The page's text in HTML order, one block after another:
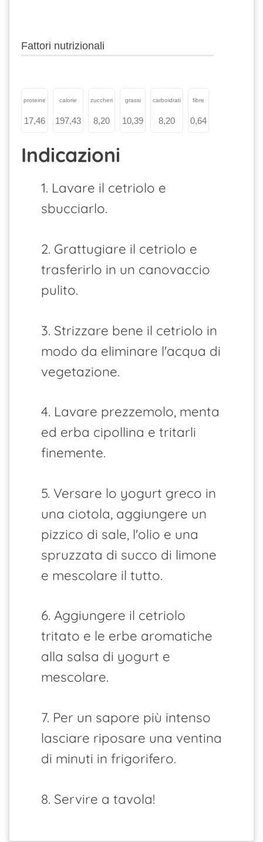
Fattori nutrizionali
proteine
17,46
calorie
197,43
zuccheri
8,20
grassi
10,39
carboidrati
8,20
fibre
0,64
Indicazioni
1. Lavare il cetriolo e
sbucciarlo.
2. Grattugiare il cetriolo e
trasferirlo in un canovaccio
pulito.
3. Strizzare bene il cetriolo in
modo da eliminare l'acqua di
vegetazione.
4. Lavare prezzemolo, menta
ed erba cipollina e tritarli
finemente.
5. Versare lo yogurt greco in
una ciotola, aggiungere un
pizzico di sale, l'olio e una
spruzzata di succo di limone
e mescolare il tutto.
6. Aggiungere il cetriolo
tritato e le erbe aromatiche
alla salsa di yogurt e
mescolare.
7. Per un sapore più intenso
lasciare riposare una ventina
di minuti in frigorifero.
8. Servire a tavola!